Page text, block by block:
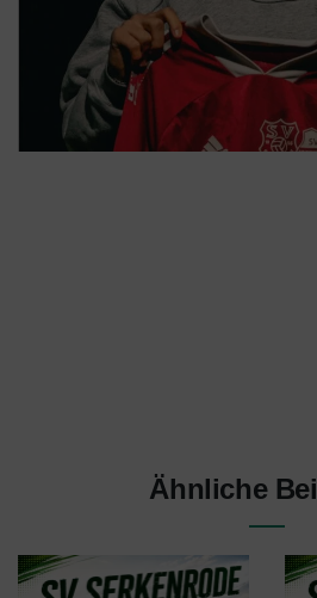
Ähnliche